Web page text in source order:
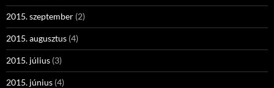
2015. szeptember (2)
2015. augusztus (4)
2015. július (3)
2015. június (4)